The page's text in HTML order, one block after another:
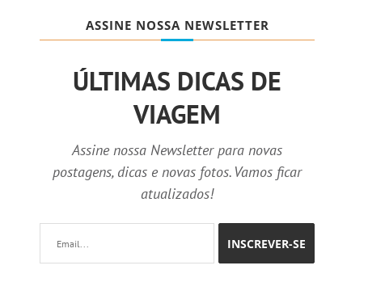
ASSINE NOSSA NEWSLETTER
ÚLTIMAS DICAS DE
VIAGEM
Assine nossa Newsletter para novas
postagens, dicas e novas fotos. Vamos ficar
atualizados!